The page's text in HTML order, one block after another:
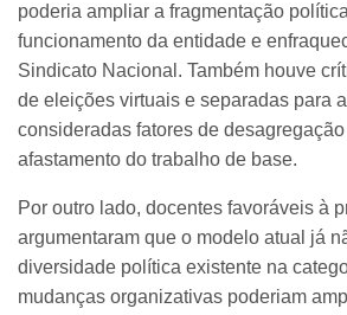
poderia ampliar a fragmentação
funcionamento da entidade e
Sindicato Nacional. Também houve
de eleições virtuais e separadas para
consideradas fatores de
afastamento do trabalho de base.
Por outro lado, docentes favoráveis à
argumentaram que o modelo atual já
diversidade política existente na
mudanças organizativas poderiam